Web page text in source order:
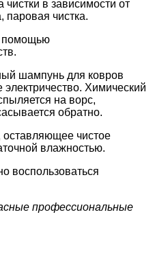
в зависимости от
паровая чистка.
помощью
шампунь для ковров
электричество. Химический
на ворс,
обратно.
чистое
влажностью.
воспользоваться
профессиональные